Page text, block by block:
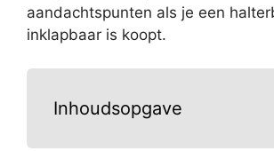
aandachtspunten als je een
inklapbaar is koopt.
Inhoudsopgave